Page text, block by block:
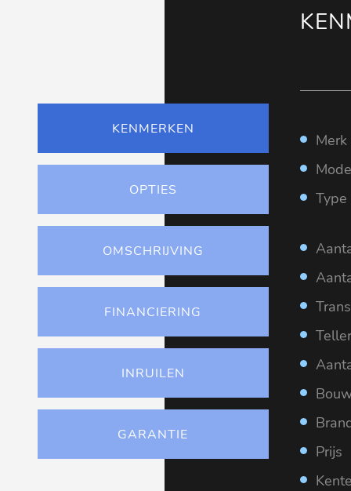
KENMERKEN
OPTIES
OMSCHRIJVING
FINANCIERING
INRUILEN
GARANTIE
Merk
Type
Prijs